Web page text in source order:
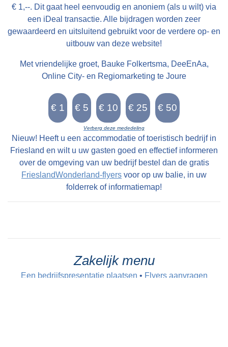
€ 1,--. Dit gaat heel eenvoudig en anoniem (als u wilt) via
een iDeal transactie. Alle bijdragen worden zeer
gewaardeerd en uitsluitend gebruikt voor de verdere op- en
uitbouw van deze website!
Met vriendelijke groet, Bauke Folkertsma, DeeEnAa,
Online City- en Regiomarketing te Joure
Verberg deze mededeling
Nieuw! Heeft u een accommodatie of toeristisch bedrijf in
Friesland en wilt u uw gasten goed en effectief informeren
over de omgeving van uw bedrijf bestel dan de gratis
FrieslandWonderland-flyers voor op uw balie, in uw
folderrek of informatiemap!
Zakelijk menu
Een bedrijfspresentatie plaatsen • Flyers aanvragen